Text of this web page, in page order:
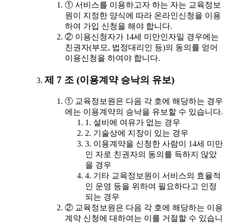
① 서비스를 이용하고자 하는 자는 교육정보
원이 지정한 양식에 따라 온라인신청을 이용
하여 가입 신청을 해야 합니다.
② 이용신청자가 14세 미만인자일 경우에는
친권자(부모, 법정대리인 등)의 동의를 얻어
이용신청을 하여야 합니다.
제 7 조 (이용계약 승낙의 유보)
① 교육정보원은 다음 각 호에 해당하는 경우
에는 이용계약의 승낙을 유보할 수 있습니다.
1. 설비에 여유가 없는 경우
2. 기술상에 지장이 있는 경우
3. 이용계약을 신청한 사람이 14세 미만
인 자로 친권자의 동의를 득하지 않았
을 경우
4. 기타 교육정보원이 서비스의 효율적
인 운영 등을 위하여 필요하다고 인정
되는 경우
② 교육정보원은 다음 각 호에 해당하는 이용
계약 신청에 대하여는 이를 거절할 수 있습니